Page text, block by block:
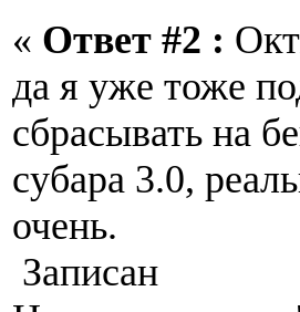
« Ответ #2 :
да я уже тоже
сбрасывать на
субара 3.0,
очень.
Записан